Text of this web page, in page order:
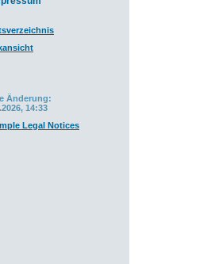
Änderung:
14:33
Legal Notices